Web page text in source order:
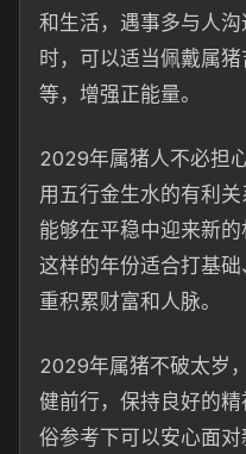
和生活，遇事多与人
时，可以适当佩戴属
等，增强正能量。
2029年属猪人不必担
用五行金生水的有利关
能够在平稳中迎来新的
这样的年份适合打基
重积累财富和人脉。
2029年属猪不破太岁
健前行，保持良好的
俗参考下可以安心面对